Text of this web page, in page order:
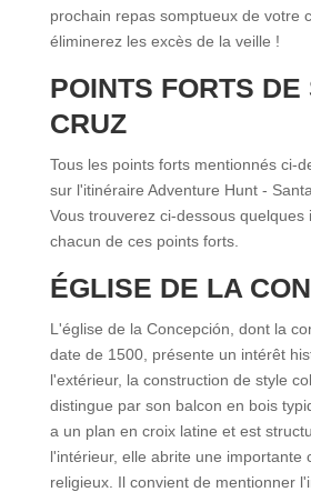
prochain repas somptueux de votre
éliminerez les excès de la veille !
POINTS FORTS DE
CRUZ
Tous les points forts mentionnés ci-
sur l'itinéraire Adventure Hunt -
Vous trouverez ci-dessous quelques
chacun de ces points forts.
ÉGLISE DE LA
L'église de la Concepción, dont la
date de 1500, présente un intérêt
l'extérieur, la construction de style
distingue par son balcon en bois
a un plan en croix latine et est
l'intérieur, elle abrite une importante
religieux. Il convient de mentionner